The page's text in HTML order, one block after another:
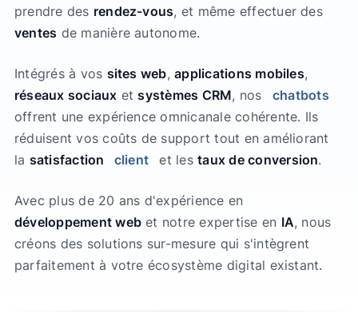
prendre des rendez-vous, et même effectuer des
ventes de manière autonome.
Intégrés à vos sites web,applications mobiles,
réseaux sociaux etsystèmes CRM, nos
chatbots
offrent une expérience omnicanale cohérente. Ils
réduisent vos coûts de support tout en améliorant
la satisfaction client et lestaux de conversion.
Avec plus de 20 ans d'expérience en
développement web et notre expertise en IA, nous
créons des solutions sur-mesure qui s'intègrent
parfaitement à votre écosystème digital existant.